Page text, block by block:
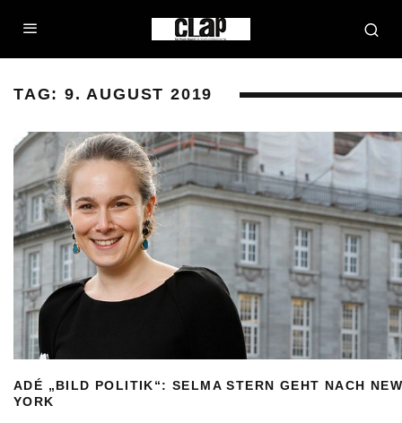
TAG: 9. AUGUST 2019
ADÉ „BILD POLITIK“: SELMA STERN GEHT NACH NEW
YORK